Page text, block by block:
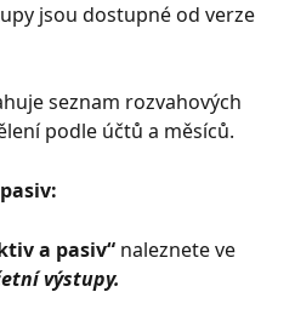
jsou dostupné od verze
seznam rozvahových
podle účtů a měsíců.
a pasiv“ naleznete ve
výstupy.